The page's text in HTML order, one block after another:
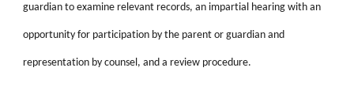
guardian to examine relevant records, an impartial hearing with an
opportunity for participation by the parent or guardian and
representation by counsel, and a review procedure.